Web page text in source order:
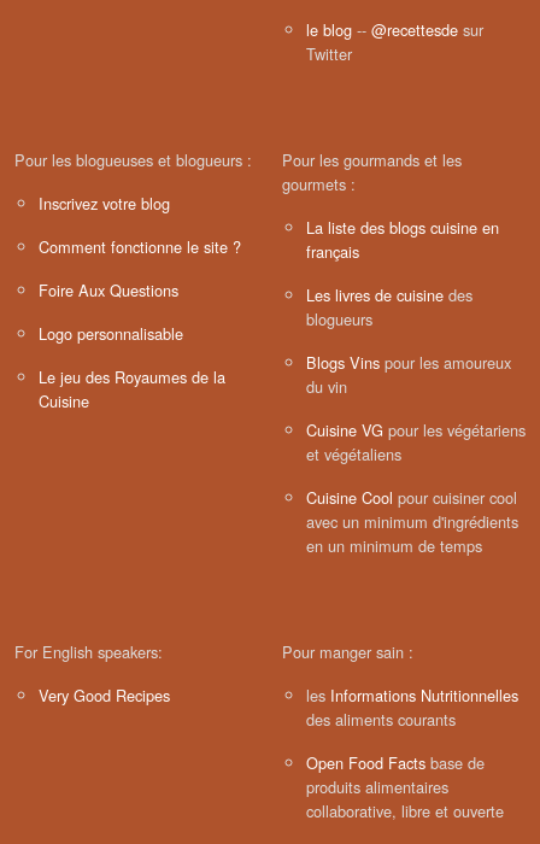
le blog -- @recettesde sur
Twitter
Pour les blogueuses et blogueurs :
Inscrivez votre blog
Comment fonctionne le site ?
Foire Aux Questions
Logo personnalisable
Le jeu des Royaumes de la
Cuisine
Pour les gourmands et les
gourmets :
La liste des blogs cuisine en
français
Les livres de cuisine des
blogueurs
Blogs Vins pour les amoureux
du vin
Cuisine VG pour les végétariens
et végétaliens
Cuisine Cool pour cuisiner cool
avec un minimum d'ingrédients
en un minimum de temps
For English speakers:
Very Good Recipes
Pour manger sain :
les Informations Nutritionnelles
des aliments courants
Open Food Facts base de
produits alimentaires
collaborative, libre et ouverte